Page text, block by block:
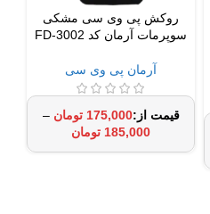
روکش پی وی سی مشکی
سوپرمات آرمان کد FD-3002
آرمان پی وی سی
175,000 تومان –
185,000 تومان